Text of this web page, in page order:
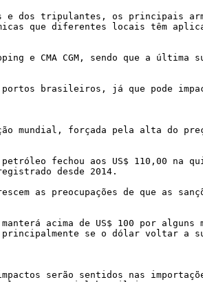
dos tripulantes, os principais
que diferentes locais têm
e CMA CGM, sendo que a última
brasileiros, já que pode
mundial, forçada pela alta do
fechou aos US$ 110,00 na
desde 2014.
as preocupações de que as
acima de US$ 100 por
principalmente se o dólar voltar a